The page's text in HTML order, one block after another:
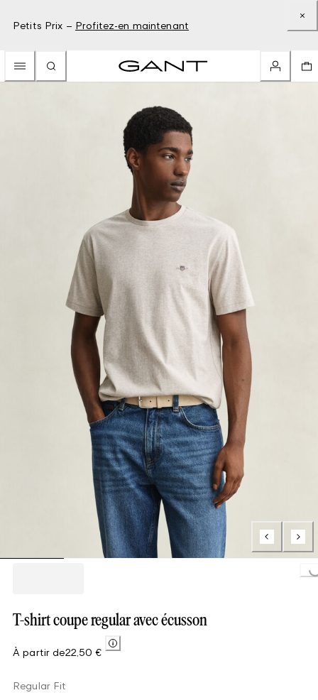
Petits Prix – Profitez-en maintenant
Loading...
T-shirt coupe regular avec écusson
À partir de22,50 €
Regular Fit